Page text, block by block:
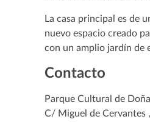
La casa principal es de
nuevo espacio creado
con un amplio jardín de
Contacto
Parque Cultural de
C/ Miguel de Cervantes